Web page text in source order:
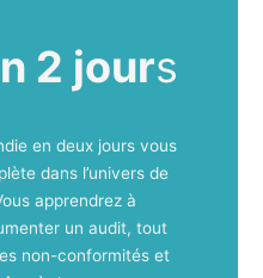
2 jours
en deux jours vous
dans l’univers de
apprendrez à
un audit, tout
non-conformités et